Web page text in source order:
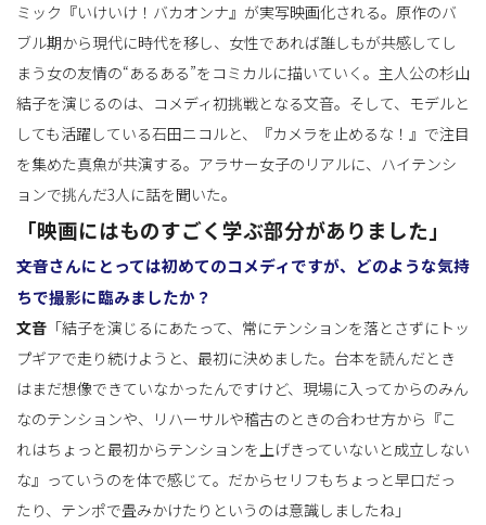
り
ミック『いけいけ！バカオンナ』が実写映画化される。原作のバ
ブル期から現代に時代を移し、女性であれば誰しもが共感してし
まう女の友情の“あるある”をコミカルに描いていく。主人公の杉山
結子を演じるのは、コメディ初挑戦となる文音。そして、モデルと
しても活躍している石田ニコルと、『カメラを止めるな！』で注目
を集めた真魚が共演する。アラサー女子のリアルに、ハイテンシ
ョンで挑んだ3人に話を聞いた。
「映画にはものすごく学ぶ部分がありました」
――文音さんにとっては初めてのコメディですが、どのような気持
ちで撮影に臨みましたか？
文音 「結子を演じるにあたって、常にテンションを落とさずにトッ
プギアで走り続けようと、最初に決めました。台本を読んだとき
はまだ想像できていなかったんですけど、現場に入ってからのみん
なのテンションや、リハーサルや稽古のときの合わせ方から『こ
れはちょっと最初からテンションを上げきっていないと成立しない
な』っていうのを体で感じて。だからセリフもちょっと早口だっ
たり、テンポで畳みかけたりというのは意識しましたね」